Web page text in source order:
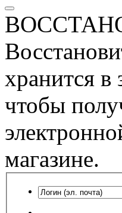
хранится
чтобы
магазине.